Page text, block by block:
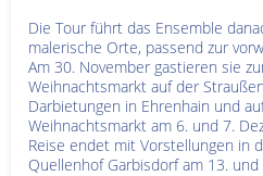
Die Tour führt das Ensemble
malerische Orte, passend zur
Am 30. November gastieren sie
Weihnachtsmarkt auf der
Darbietungen in Ehrenhain und
Weihnachtsmarkt am 6. und 7.
Reise endet mit Vorstellungen in
Quellenhof Garbisdorf am 13. und